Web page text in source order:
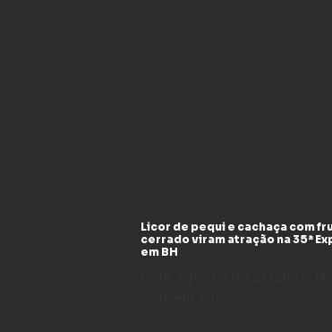
Licor de pequi e cachaça com
cerrado viram atração na 35ª
em BH